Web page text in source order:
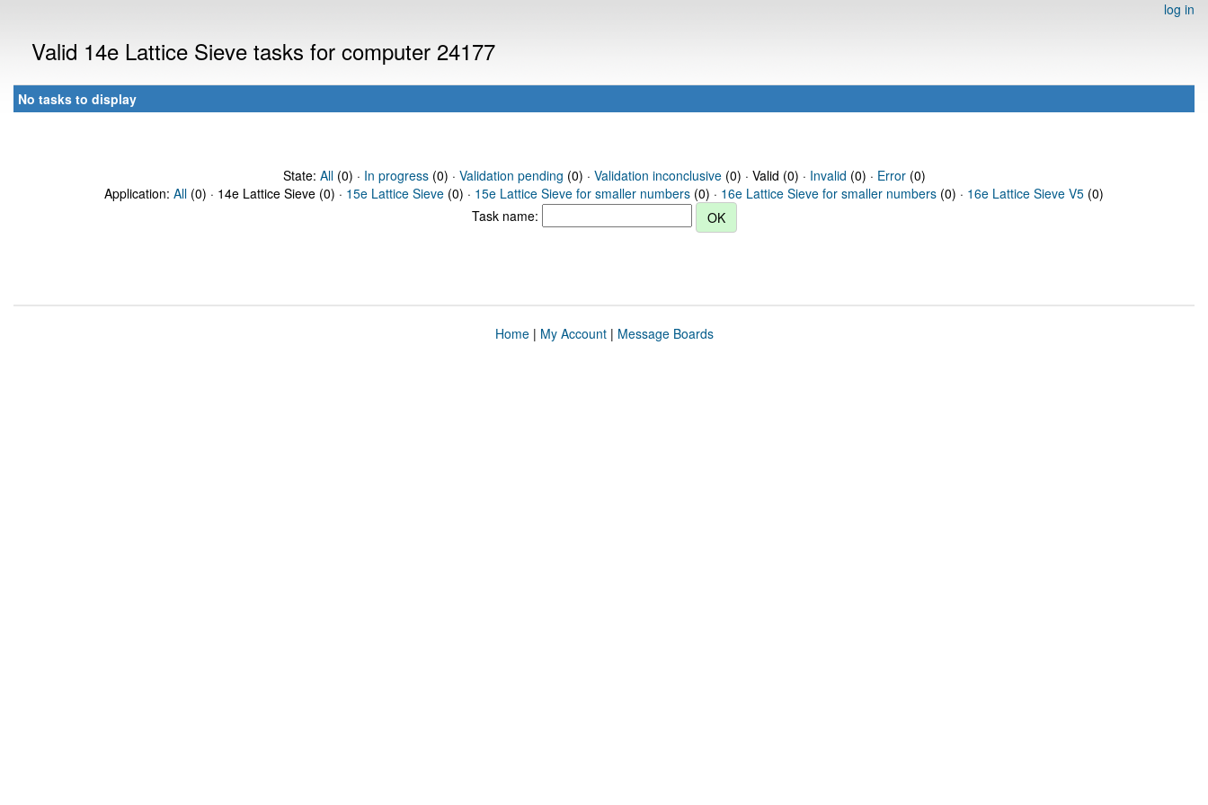
log in
Valid 14e Lattice Sieve tasks for computer 24177
No tasks to display
State: All(0) · In progress(0) · Validation pending (0) · Validation inconclusive(0) · Valid (0) · Invalid (0) · Error(0)
Application: All (0) · 14e Lattice Sieve (0) · 15e Lattice Sieve (0) · 15e Lattice Sieve for smaller numbers (0) · 16e Lattice Sieve for smaller numbers (0) · 16e Lattice Sieve V5 (0)
Task name:
Home| My Account| Message Boards